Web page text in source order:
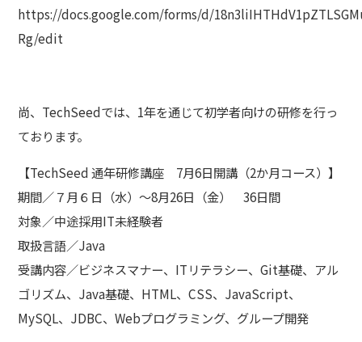
https://docs.google.com/forms/d/
Rg/edit
尚、TechSeedでは、1年を通じて初学者向けの研修を行っ
ております。
【TechSeed 通年研修講座 7月6日開講（2か月コース）】
期間／７月６日（水）～8月26日（金） 36日間
対象／中途採用IT未経験者
取扱言語／Java
受講内容／ビジネスマナー、ITリテラシー、Git基礎、アル
ゴリズム、Java基礎、HTML、CSS、JavaScript、
MySQL、JDBC、Webプログラミング、グループ開発